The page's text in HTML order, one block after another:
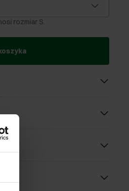
rozmiar S.